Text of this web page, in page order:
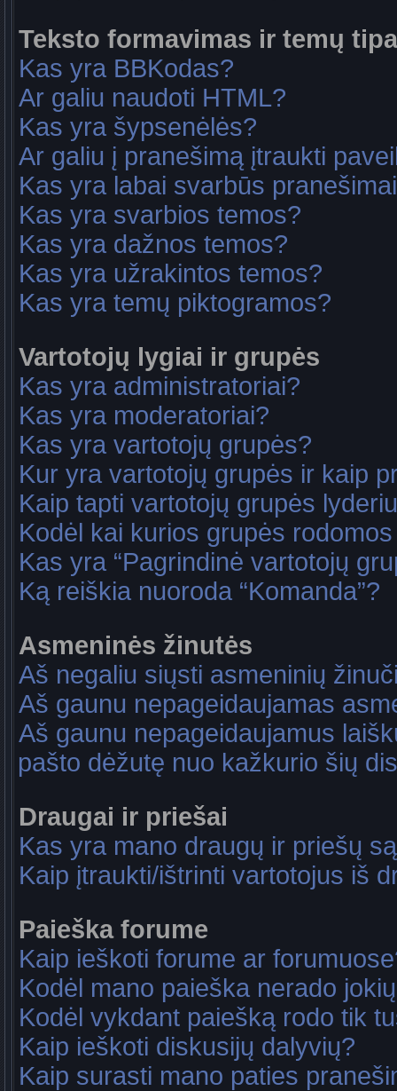
Teksto formavimas ir temų
Kas yra BBKodas?
Ar galiu naudoti HTML?
Kas yra šypsenėlės?
Ar galiu į pranešimą įtraukti
Kas yra labai svarbūs
Kas yra svarbios temos?
Kas yra dažnos temos?
Kas yra užrakintos temos?
Kas yra temų piktogramos?
Vartotojų lygiai ir grupės
Kas yra administratoriai?
Kas yra moderatoriai?
Kas yra vartotojų grupės?
Kur yra vartotojų grupės ir kaip
Kaip tapti vartotojų grupės
Kodėl kai kurios grupės
Kas yra “Pagrindinė vartotojų
Ką reiškia nuoroda “Komanda”?
Asmeninės žinutės
Aš negaliu siųsti asmeninių
Aš gaunu nepageidaujamas
Aš gaunu nepageidaujamus
pašto dėžutę nuo kažkurio šių
Draugai ir priešai
Kas yra mano draugų ir priešų
Kaip įtraukti/ištrinti vartotojus iš
Paieška forume
Kaip ieškoti forume ar
Kodėl mano paieška nerado
Kodėl vykdant paiešką rodo tik
Kaip ieškoti diskusijų dalyvių?
Kaip surasti mano paties